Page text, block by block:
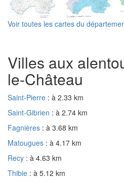
Voir toutes les cartes du
Villes aux
le-Château
Saint-Pierre : à 2.33 km
Saint-Gibrien : à 2.74 km
Fagnières : à 3.68 km
Matougues : à 4.17 km
Recy : à 4.63 km
Thibie : à 5.12 km